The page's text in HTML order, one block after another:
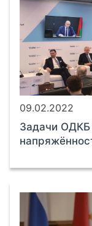
09.02.2022
Задачи ОДКБ